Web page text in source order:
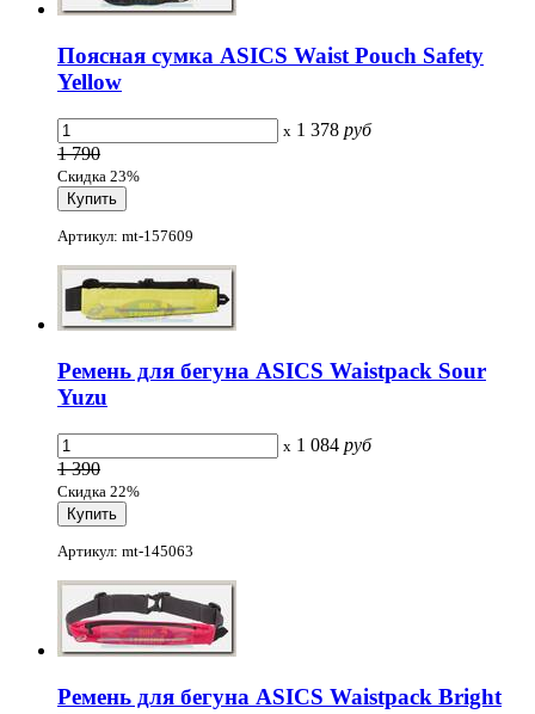
Поясная сумка ASICS Waist Pouch Safety
Yellow
x 1 378 руб
1 790
Скидка 23%
Артикул: mt-157609
Ремень для бегуна ASICS Waistpack Sour
Yuzu
x 1 084 руб
1 390
Скидка 22%
Артикул: mt-145063
Ремень для бегуна ASICS Waistpack Bright